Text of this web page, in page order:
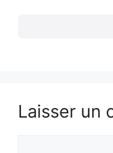
Laisser un